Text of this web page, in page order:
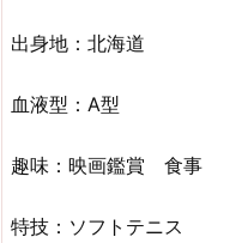
出身地：北海道
血液型：A型
趣味：映画鑑賞 食事
特技：ソフトテニス